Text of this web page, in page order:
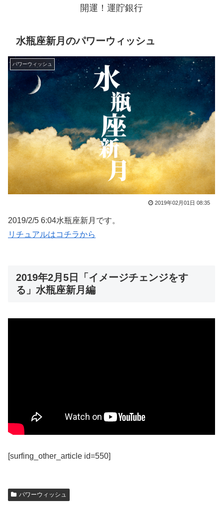
開運！運貯銀行
水瓶座新月のパワーウィッシュ
パワーウィッシュ
2019年02月01日 08:35
2019/2/5 6:04水瓶座新月です。
リチュアルはコチラから
2019年2月5日「イメージチェンジをす
る」水瓶座新月編
[surfing_other_article id=550]
パワーウィッシュ